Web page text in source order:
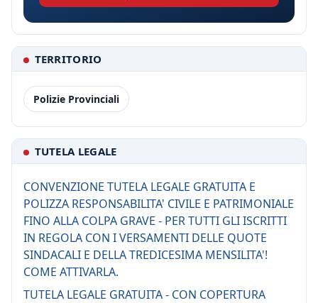
TERRITORIO
Polizie Provinciali
TUTELA LEGALE
CONVENZIONE TUTELA LEGALE GRATUITA E
POLIZZA RESPONSABILITA' CIVILE E PATRIMONIALE
FINO ALLA COLPA GRAVE - PER TUTTI GLI ISCRITTI
IN REGOLA CON I VERSAMENTI DELLE QUOTE
SINDACALI E DELLA TREDICESIMA MENSILITA'!
COME ATTIVARLA.
TUTELA LEGALE GRATUITA - CON COPERTURA